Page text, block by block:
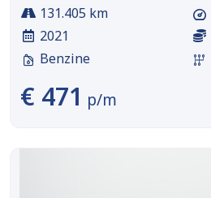
131.405 km
2021
Benzine
€ 471 p/m